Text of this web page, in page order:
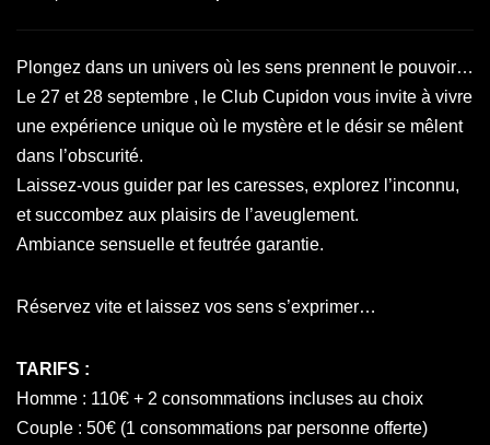
Plongez dans un univers où les sens prennent le pouvoir…
Le 27 et 28 septembre , le Club Cupidon vous invite à vivre
une expérience unique où le mystère et le désir se mêlent
dans l’obscurité.
Laissez-vous guider par les caresses, explorez l’inconnu,
et succombez aux plaisirs de l’aveuglement.
Ambiance sensuelle et feutrée garantie.
Réservez vite et laissez vos sens s’exprimer…
TARIFS :
Homme : 110€ + 2 consommations incluses au choix
Couple : 50€ (1 consommations par personne offerte)